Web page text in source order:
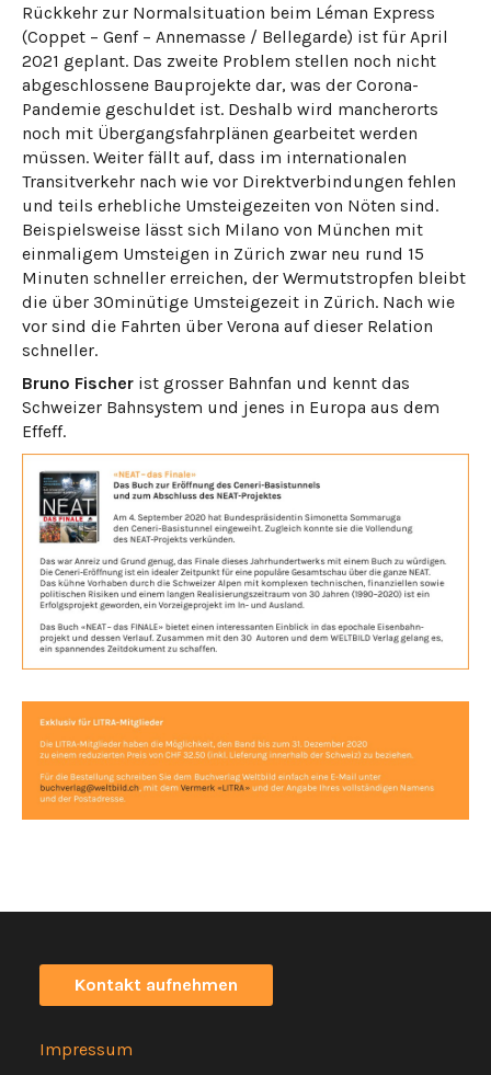
Rückkehr zur Normalsituation beim Léman Express
(Coppet – Genf – Annemasse / Bellegarde) ist für April
2021 geplant. Das zweite Problem stellen noch nicht
abgeschlossene Bauprojekte dar, was der Corona-
Pandemie geschuldet ist. Deshalb wird mancherorts
noch mit Übergangsfahrplänen gearbeitet werden
müssen. Weiter fällt auf, dass im internationalen
Transitverkehr nach wie vor Direktverbindungen fehlen
und teils erhebliche Umsteigezeiten von Nöten sind.
Beispielsweise lässt sich Milano von München mit
einmaligem Umsteigen in Zürich zwar neu rund 15
Minuten schneller erreichen, der Wermutstropfen bleibt
die über 30minütige Umsteigezeit in Zürich. Nach wie
vor sind die Fahrten über Verona auf dieser Relation
schneller.
Bruno Fischer ist grosser Bahnfan und kennt das
Schweizer Bahnsystem und jenes in Europa aus dem
Effeff.
Kontakt aufnehmen
Impressum